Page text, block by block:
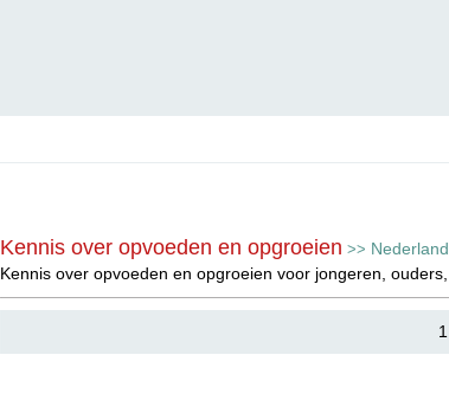
Kennis over opvoeden en opgroeien >>
Kennis over opvoeden en opgroeien voor jongeren,